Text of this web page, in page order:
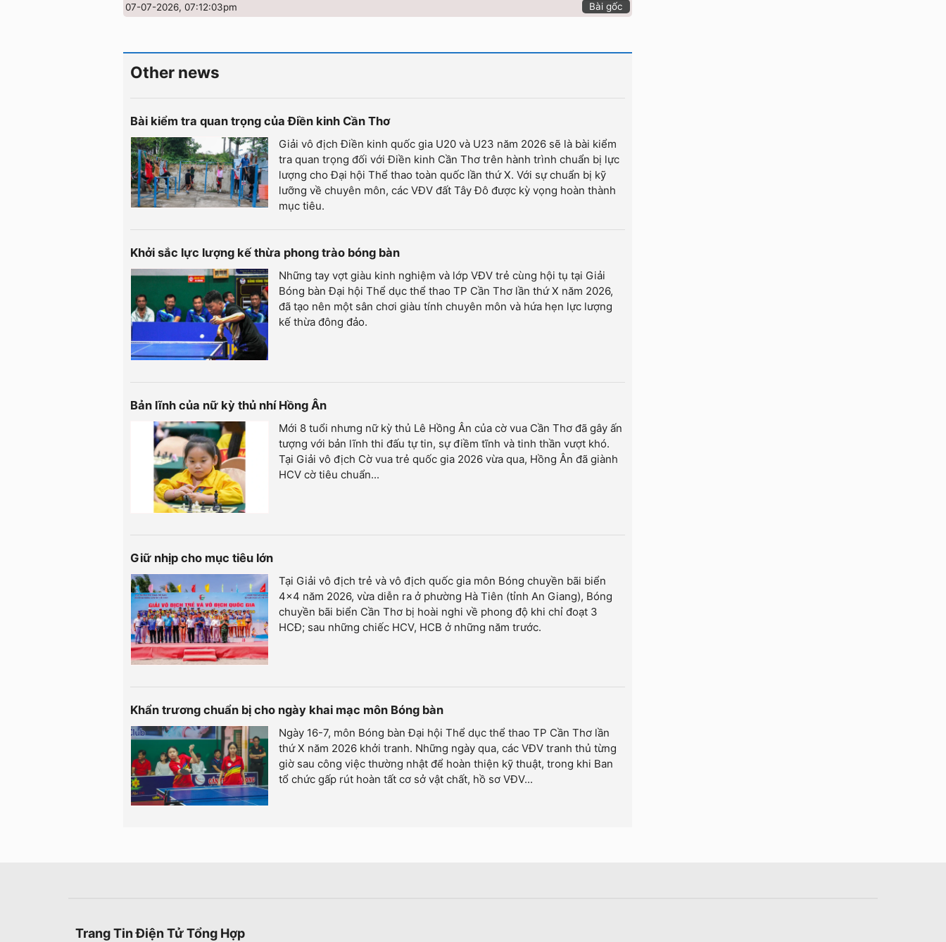
07-07-2026, 07:12:03pm Bài gốc
Other news
Bài kiểm tra quan trọng của Điền kinh Cần Thơ
Giải vô địch Điền kinh quốc gia U20 và U23 năm 2026 sẽ là bài kiểm
tra quan trọng đối với Điền kinh Cần Thơ trên hành trình chuẩn bị lực
lượng cho Đại hội Thể thao toàn quốc lần thứ X. Với sự chuẩn bị kỹ
lưỡng về chuyên môn, các VĐV đất Tây Đô được kỳ vọng hoàn thành
mục tiêu.
Khởi sắc lực lượng kế thừa phong trào bóng bàn
Những tay vợt giàu kinh nghiệm và lớp VĐV trẻ cùng hội tụ tại Giải
Bóng bàn Đại hội Thể dục thể thao TP Cần Thơ lần thứ X năm 2026,
đã tạo nên một sân chơi giàu tính chuyên môn và hứa hẹn lực lượng
kế thừa đông đảo.
Bản lĩnh của nữ kỳ thủ nhí Hồng Ân
Mới 8 tuổi nhưng nữ kỳ thủ Lê Hồng Ân của cờ vua Cần Thơ đã gây ấn
tượng với bản lĩnh thi đấu tự tin, sự điềm tĩnh và tinh thần vượt khó.
Tại Giải vô địch Cờ vua trẻ quốc gia 2026 vừa qua, Hồng Ân đã giành
HCV cờ tiêu chuẩn...
Giữ nhịp cho mục tiêu lớn
Tại Giải vô địch trẻ và vô địch quốc gia môn Bóng chuyền bãi biển
4x4 năm 2026, vừa diễn ra ở phường Hà Tiên (tỉnh An Giang), Bóng
chuyền bãi biển Cần Thơ bị hoài nghi về phong độ khi chỉ đoạt 3
HCĐ; sau những chiếc HCV, HCB ở những năm trước.
Khẩn trương chuẩn bị cho ngày khai mạc môn Bóng bàn
Ngày 16-7, môn Bóng bàn Đại hội Thể dục thể thao TP Cần Thơ lần
thứ X năm 2026 khởi tranh. Những ngày qua, các VĐV tranh thủ từng
giờ sau công việc thường nhật để hoàn thiện kỹ thuật, trong khi Ban
tổ chức gấp rút hoàn tất cơ sở vật chất, hồ sơ VĐV...
Trang Tin Điện Tử Tổng Hợp